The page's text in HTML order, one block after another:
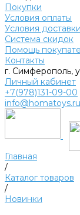
Покупки
Условия оплаты
Условия доставки
Система скидок
Помощь
Контакты
г. Симферополь,
Личный кабинет
+7(978)131-09-00
info@homatoys.ru
Главная
/
Каталог товаров
/
Новинки